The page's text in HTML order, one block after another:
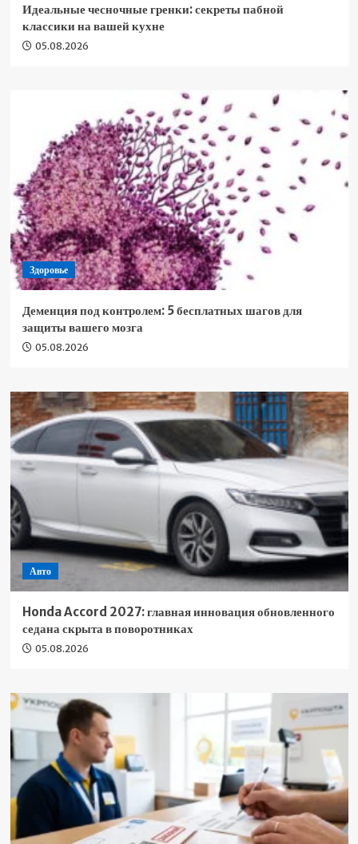
Идеальные чесночные гренки: секреты пабной
классики на вашей кухне
05.08.2026
Здоровье
Деменция под контролем: 5 бесплатных шагов для
защиты вашего мозга
05.08.2026
Авто
Honda Accord 2027: главная инновация обновленного
седана скрыта в поворотниках
05.08.2026